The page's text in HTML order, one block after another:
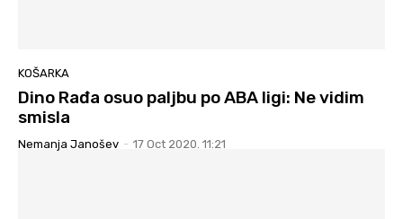
KOŠARKA
Dino Rađa osuo paljbu po ABA ligi: Ne vidim
smisla
Nemanja Janošev - 17 Oct 2020. 11:21